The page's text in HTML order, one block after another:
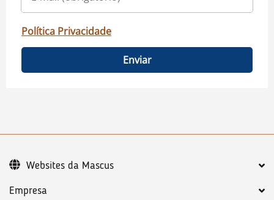
Política Privacidade
Enviar
Empresa
Websites da Mascus